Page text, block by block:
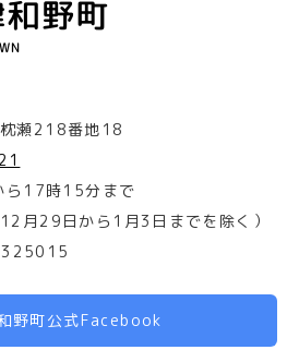
瀬218番地18
ら17時15分まで
月29日から1月3日までを除く）
野町公式Facebook